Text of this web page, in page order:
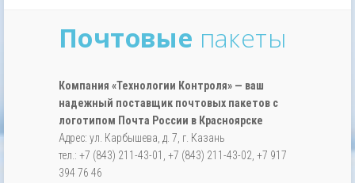
Почтовые пакеты
Компания «Технологии Контроля» — ваш
надежный поставщик почтовых пакетов с
логотипом Почта России в Красноярске
Адрес: ул. Карбышева, д. 7, г. Казань
тел.: +7 (843) 211-43-01, +7 (843) 211-43-02, +7 917
394 76 46